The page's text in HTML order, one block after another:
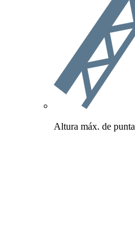
Altura máx. de punta